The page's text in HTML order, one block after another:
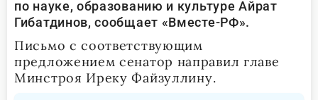
по науке, образованию и культуре Айрат
Гибатдинов, сообщает «Вместе-РФ».
Письмо с соответствующим
предложением сенатор направил главе
Минстроя Иреку Файзуллину.